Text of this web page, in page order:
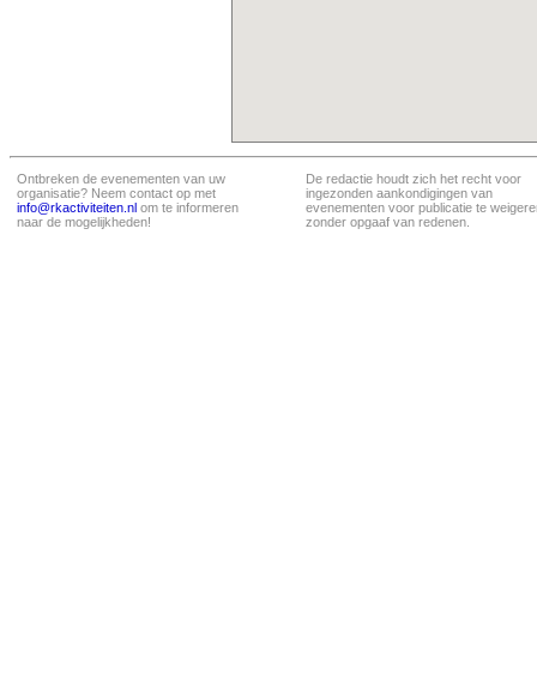
Ontbreken de evenementen van uw
organisatie? Neem contact op met
info@rkactiviteiten.nl om te informeren
naar de mogelijkheden!
De redactie houdt zich het recht voor
ingezonden aankondigingen van
evenementen voor publicatie te
zonder opgaaf van redenen.